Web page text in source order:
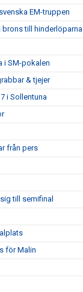
EM-truppen
brons till hinderlöparna
i SM-pokalen
& tjejer
i Sollentuna
från pers
till semifinal
för Malin